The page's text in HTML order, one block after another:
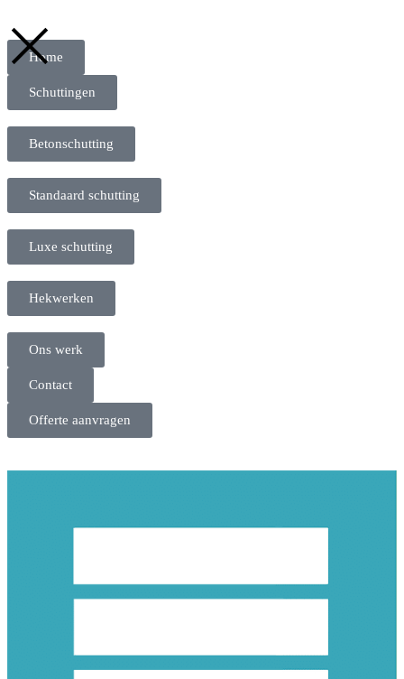
Home
Schuttingen
Betonschutting
Standaard schutting
Luxe schutting
Hekwerken
Ons werk
Contact
Offerte aanvragen